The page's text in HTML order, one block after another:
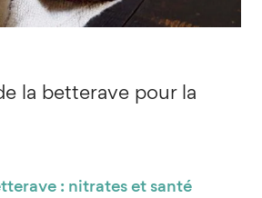
la betterave pour la
: nitrates et santé